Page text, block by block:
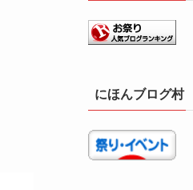
にほんブログ村